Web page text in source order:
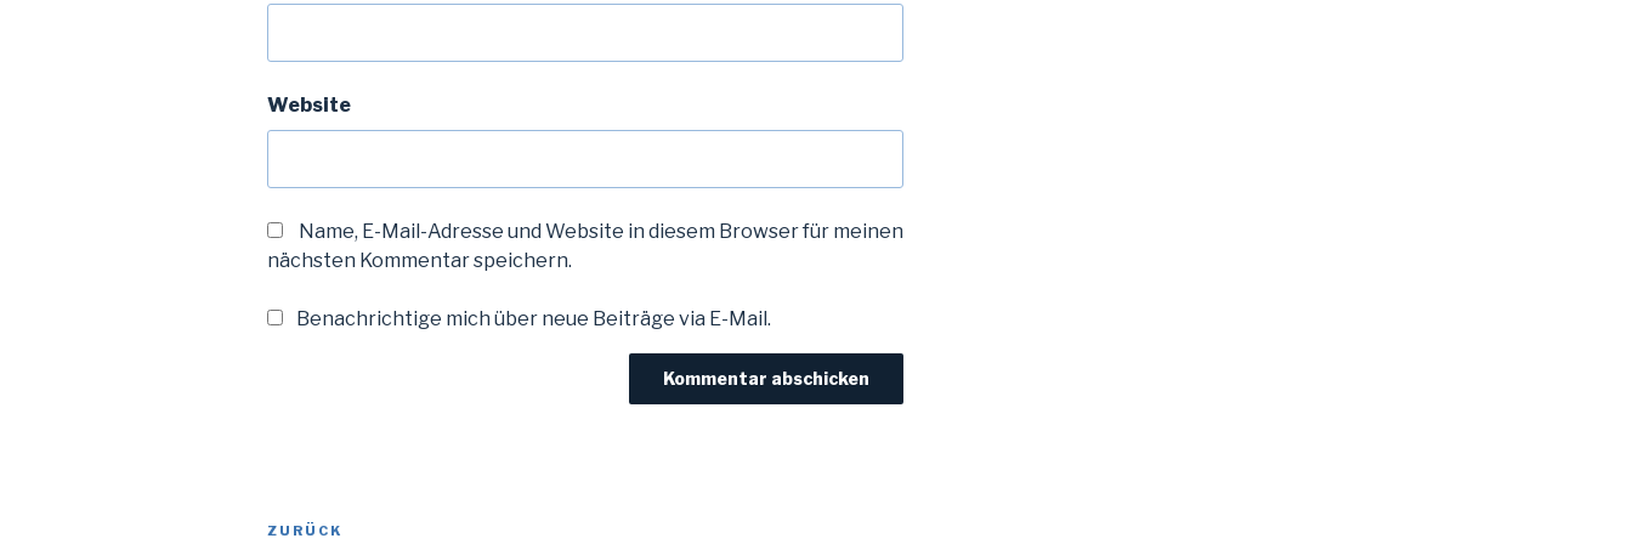
Website
Name, E-Mail-Adresse und Website in diesem Browser für meinen
nächsten Kommentar speichern.
Benachrichtige mich über neue Beiträge via E-Mail.
Beitragsnavigation
Vorheriger
ZURÜCK